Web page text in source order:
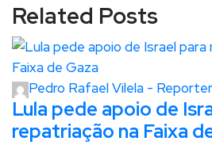
Related Posts
Pedro Rafael Vilela -
Lula pede apoio de
repatriação na Faixa